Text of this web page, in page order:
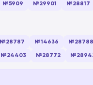
№5909 №29901 №28817
№28787 №14636 №28788
№24403 №28772